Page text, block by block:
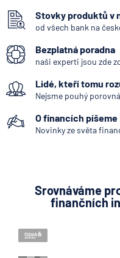
Stovky produktů v
od všech bank na
Bezplatná poradna
naši experti jsou zde
Lidé, kteří tomu
Nejsme pouhý
O financích píšeme
Novinky ze světa
Srovnáváme
finančních